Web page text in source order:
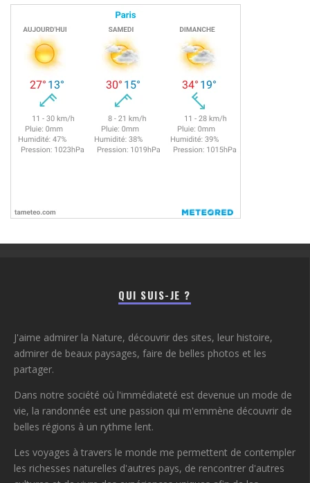
QUI SUIS-JE ?
J'aime admirer la Nature, découvrir des sites, leur histoire,
admirer de beaux paysages, faire de belles photos et les
partager.
Dans notre société où l'immédiateté est devenue un mode de
vie, la randonnée est une passion qui m'emmène découvrir de
belles régions à un rythme lent.
Les voyages à travers le monde me permettent de contempler
les richesses naturelles d'autres pays, de rencontrer d'autres